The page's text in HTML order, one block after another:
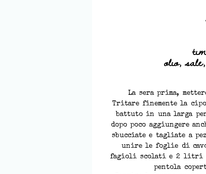
olio,
La sera prima,
Tritare finemente la
battuto in una larga
dopo poco aggiungere
sbucciate e tagliate a
unire le foglie di
fagioli scolati e 2 litri di
pentola